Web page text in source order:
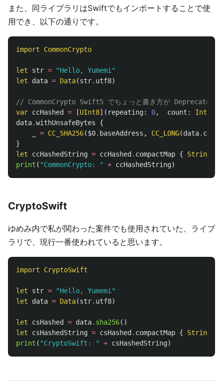
また、同ライブラリはSwiftでもインポートすることで使
用でき、以下の通りです。
import CommonCrypto
let str =
"Hello, Yumemi"
let
data = Data(str. utf8)
// CommonCrypto Swift5 でちょっと書き方が Deprecated に
var ccHashed = [UInt8]( repeating: 0, count : Int
data.withUnsafeBytes
{
= CC_SHA256($0. baseAddress , CC_LONG(data. count
}
let
ccHashedString = ccHashed . compactMap { String
print ( "CommonCrypto: " + ccHashedString)
CryptoSwift
ゆめみ内で私が関わった案件でも使用されていた、ライブ
ラリで、現行一番使われていると思います。
import CryptoSwift
let str =
"Hello, Yumemi"
let
data = Data(str. utf8)
let csHashed = data. sha256()
let
csHashedString = csHashed . compactMap { String
print ( "CryptoSwift: " + csHashedString)